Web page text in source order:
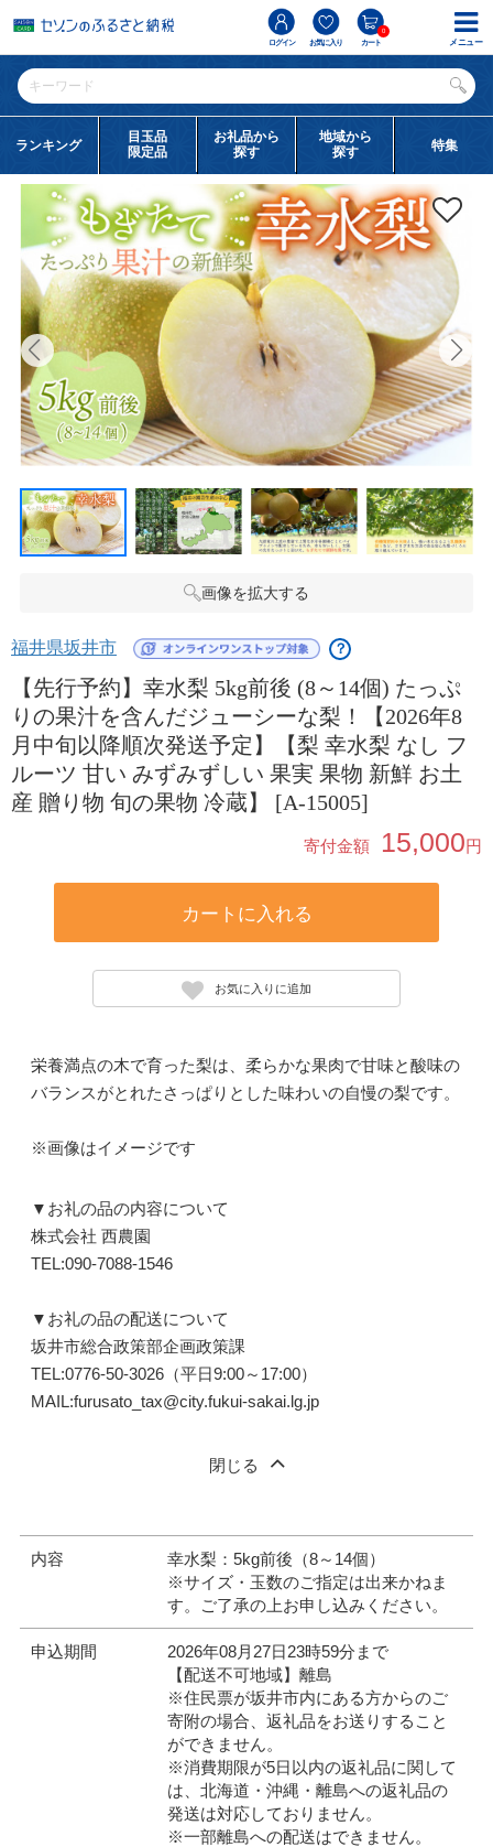
ログイン お気に入り カート
0
ランキング
目玉品
限定品
お礼品から
探す
地域から
探す
特集
画像を拡大する
福井県坂井市 ？
【先行予約】幸水梨 5kg前後 (8～14個) たっぷ
りの果汁を含んだジューシーな梨！【2026年8
月中旬以降順次発送予定】【梨 幸水梨 なし フ
ルーツ 甘い みずみずしい 果実 果物 新鮮 お土
産 贈り物 旬の果物 冷蔵】 [A-15005]
寄付金額 15,000円
カートに入れる
お気に入りに追加
栄養満点の木で育った梨は、柔らかな果肉で甘味と酸味の
バランスがとれたさっぱりとした味わいの自慢の梨です。
※画像はイメージです
▼お礼の品の内容について
株式会社 西農園
TEL:090-7088-1546
▼お礼の品の配送について
坂井市総合政策部企画政策課
TEL:0776-50-3026（平日9:00～17:00）
MAIL:furusato_tax@city.fukui-sakai.lg.jp
閉じる
内容
幸水梨：5kg前後（8～14個）
※サイズ・玉数のご指定は出来かねま
す。ご了承の上お申し込みください。
申込期間
2026年08月27日23時59分まで
【配送不可地域】離島
※住民票が坂井市内にある方からのご
寄附の場合、返礼品をお送りすること
ができません。
※消費期限が5日以内の返礼品に関して
は、北海道・沖縄・離島への返礼品の
発送は対応しておりません。
※一部離島への配送はできません。
メニュー